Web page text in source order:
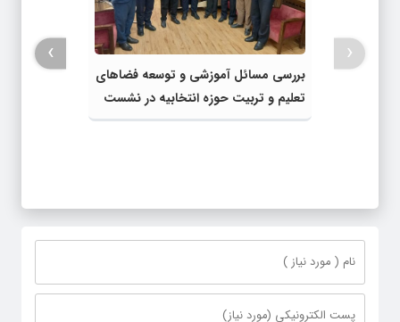
بررسی مسائل آموزشی و توسعه فضاهای
تعلیم و تربیت حوزه انتخابیه در نشست
مشترک عضو کمیسیون آموزش مجلس با
‹
›